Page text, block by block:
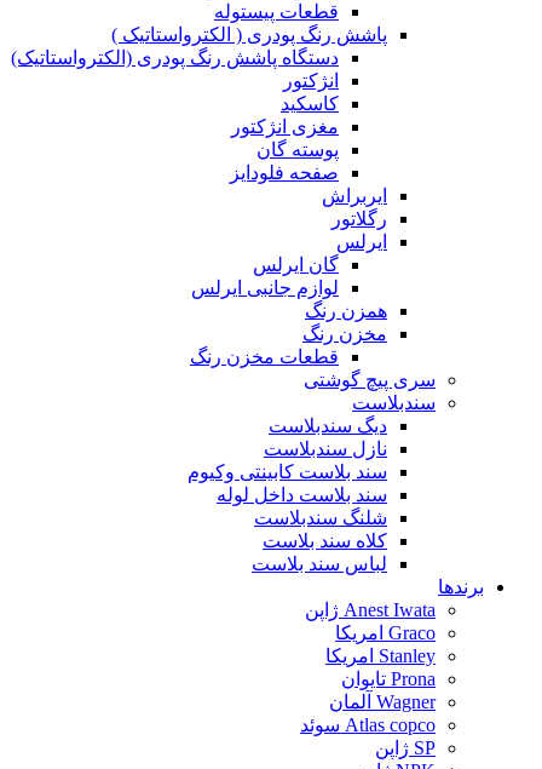
قطعات پیستوله
پاشش رنگ پودری ( الکترواستاتیک )
دستگاه پاشش رنگ پودری (الکترواستاتیک)
انژکتور
کاسکید
مغزی انژکتور
پوسته گان
صفحه فلودایز
ایربراش
رگلاتور
ایرلس
گان ایرلس
لوازم جانبی ایرلس
همزن رنگ
مخزن رنگ
قطعات مخزن رنگ
سری پیچ گوشتی
سندبلاست
دیگ سندبلاست
نازل سندبلاست
سند بلاست کابینتی وکیوم
سند بلاست داخل لوله
شلنگ سندبلاست
کلاه سند بلاست
لباس سند بلاست
برندها
Anest Iwata ژاپن
Graco امریکا
Stanley امریکا
Prona تایوان
Wagner آلمان
Atlas copco سوئد
SP ژاپن